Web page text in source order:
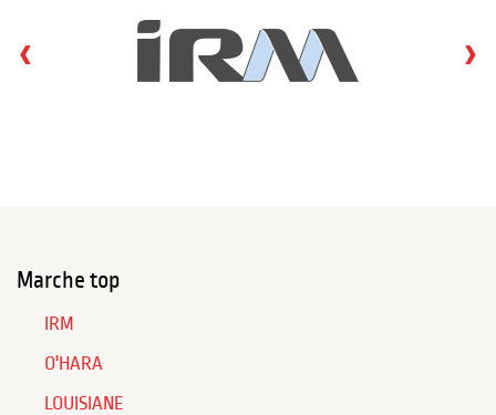
‹ ›
Marche top
IRM
O'HARA
LOUISIANE